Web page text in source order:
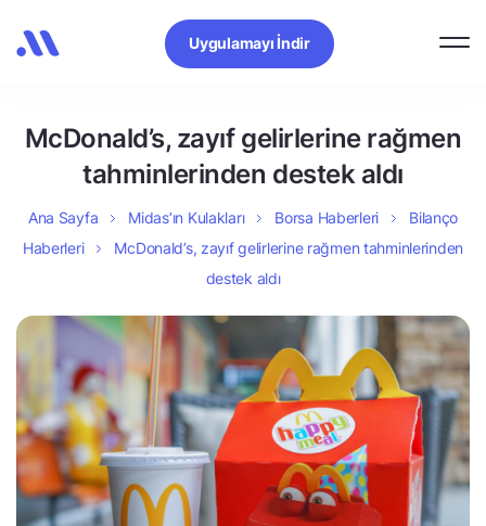
Uygulamayı İndir
McDonald’s, zayıf gelirlerine rağmen
tahminlerinden destek aldı
Ana Sayfa Midas’ın Kulakları Borsa Haberleri
Bilanço
Haberleri
McDonald’s, zayıf gelirlerine rağmen tahminlerinden
destek aldı